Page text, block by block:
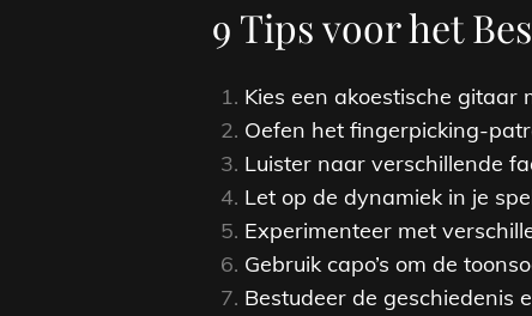
9 Tips voor het
Kies een akoestische
Oefen het fingerpicking-
Luister naar verschillende
Let op de dynamiek in je
Experimenteer met
Gebruik capo’s om de
Bestudeer de geschiedenis